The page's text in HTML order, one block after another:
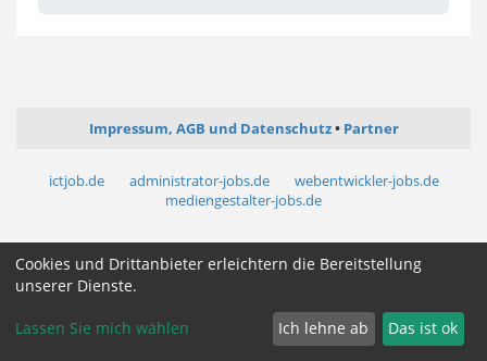
Impressum, AGB und Datenschutz Partner
ictjob.de administrator-jobs.de
webentwickler-jobs.de
mediengestalter-jobs.de
Cookies und Drittanbieter erleichtern die Bereitstellung
unserer Dienste.
Lassen Sie mich wählen Ich lehne ab Das ist ok